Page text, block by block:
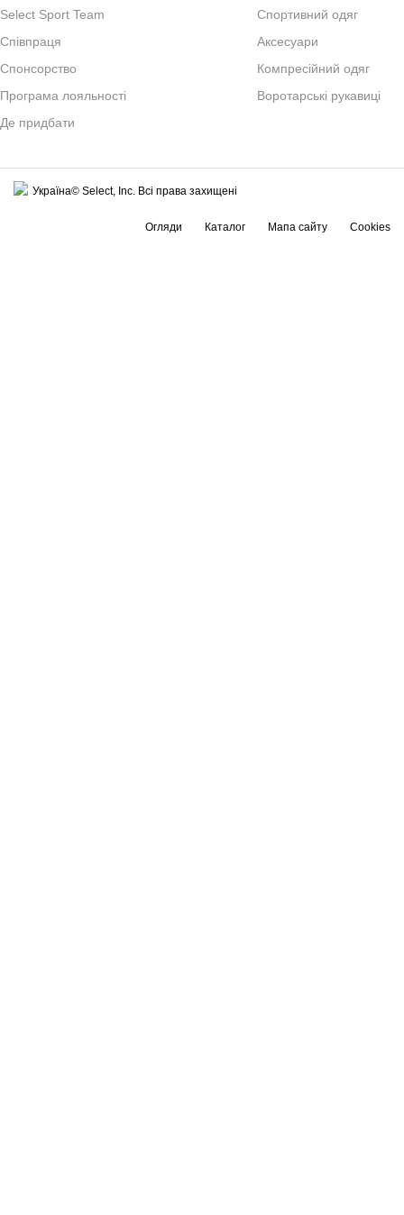
Select Sport Team
Спiвпраця
Cпонсорство
Програма лояльності
Де придбати
Спортивний одяг
Аксесуари
Компресійний одяг
Воротарські рукавиці
Україна© Select, Inc. Всі права захищені
Огляди Каталог Мапа сайту Cookies